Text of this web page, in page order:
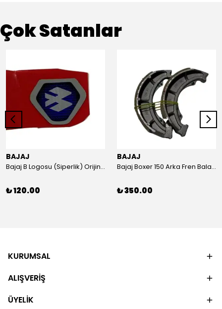
Çok Satanlar
BAJAJ
Bajaj B Logosu (Siperlik) Orijinal
₺ 120.00
BAJAJ
Bajaj Boxer 150 Arka Fren Balatası Orijinal
₺ 350.00
KURUMSAL
ALIŞVERİŞ
ÜYELİK